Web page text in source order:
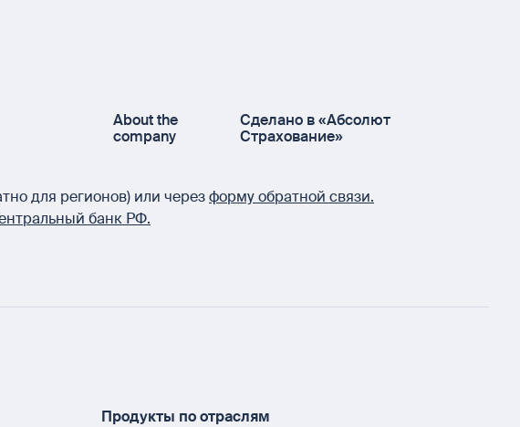
About the
company
Сделано в «Абсолют
Страхование»
для регионов) или черезформу обратной связи.
банк РФ.
Продукты по отраслям